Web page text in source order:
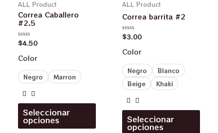
ALL Product
Correa Caballero
#2.5
Valorado
0
de
$4.50
Color
Negro Marron
Seleccionar
opciones
ALL Product
Correa barrita #2
Valorado
0
de
$3.00
Color
Negro
Blanco
Beige
Khaki
Seleccionar
opciones